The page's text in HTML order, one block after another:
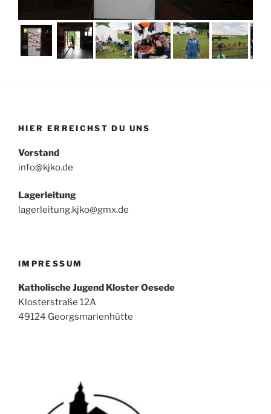
HIER ERREICHST DU UNS
Vorstand
info@kjko.de
Lagerleitung
lagerleitung.kjko@gmx.de
IMPRESSUM
Katholische Jugend Kloster Oesede
Klosterstraße 12A
49124 Georgsmarienhütte